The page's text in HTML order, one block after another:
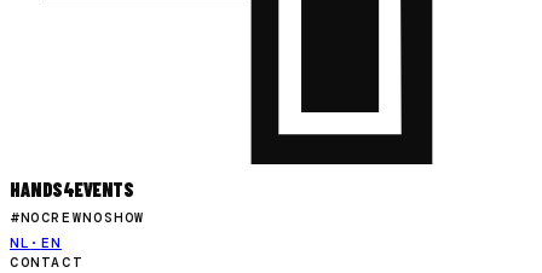
HANDS4EVENTS
#NOCREWNOSHOW
NL · EN
CONTACT